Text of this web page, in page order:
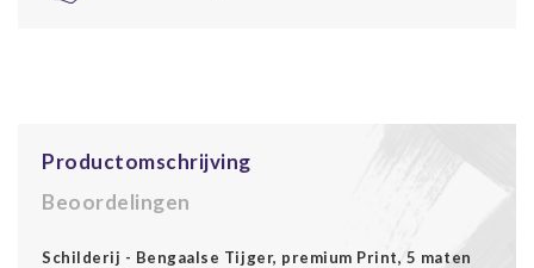
Productomschrijving
Beoordelingen
Schilderij - Bengaalse Tijger, premium Print, 5 maten